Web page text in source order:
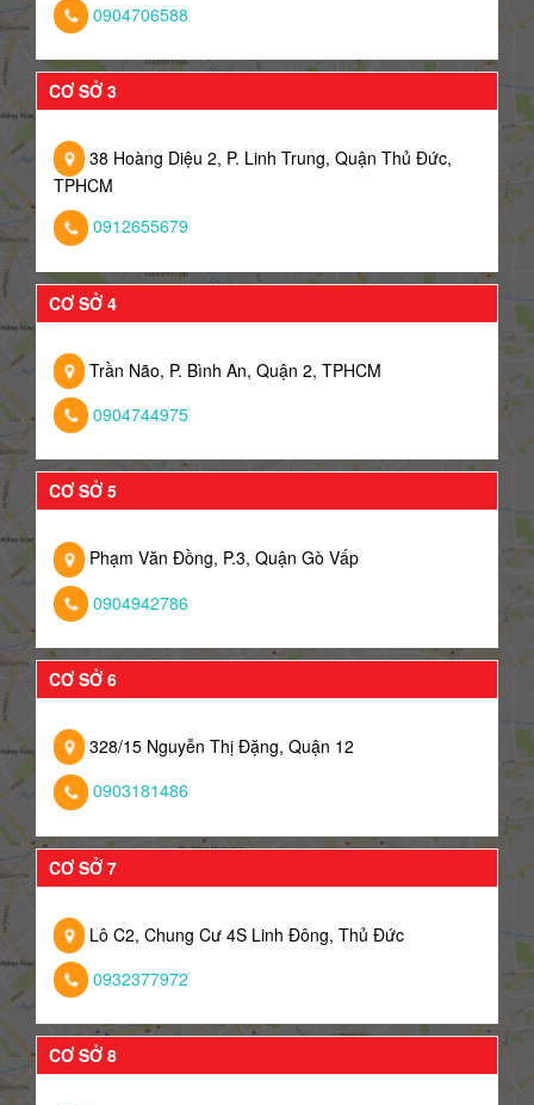
0904706588
CƠ SỞ 3
38 Hoàng Diệu 2, P. Linh Trung, Quận Thủ Đức,
TPHCM
0912655679
CƠ SỞ 4
Trần Não, P. Bình An, Quận 2, TPHCM
0904744975
CƠ SỞ 5
Phạm Văn Đồng, P.3, Quận Gò Vấp
0904942786
CƠ SỞ 6
328/15 Nguyễn Thị Đặng, Quận 12
0903181486
CƠ SỞ 7
Lô C2, Chung Cư 4S Linh Đông, Thủ Đức
0932377972
CƠ SỞ 8